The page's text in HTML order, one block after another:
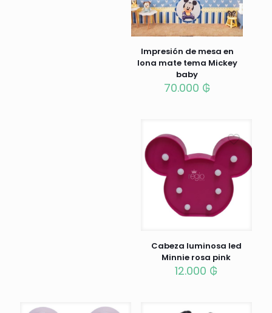
Impresión de mesa en
lona mate tema Mickey
baby
70.000 ₲
Cabeza luminosa led
Minnie rosa pink
12.000 ₲